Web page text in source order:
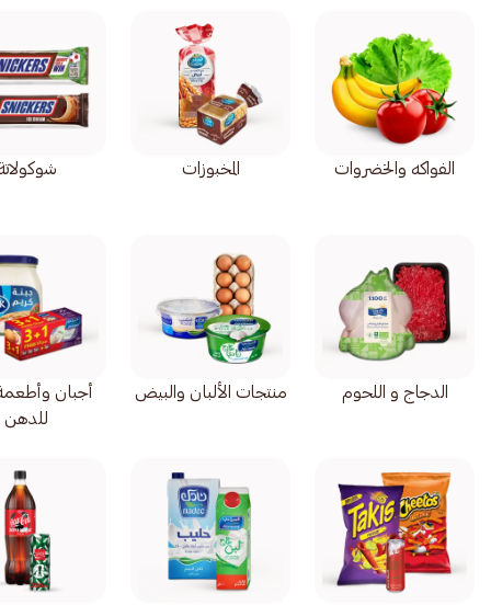
الفواكه والخضروات
الدجاج و اللحوم
المخبوزات
منتجات الألبان والبيض
أجبان
للدهن